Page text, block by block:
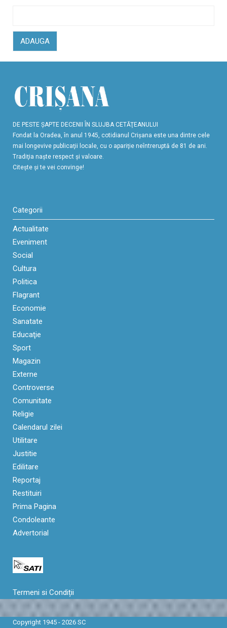
ADAUGA
DE PESTE ŞAPTE DECENII ÎN SLUJBA CETĂŢEANULUI
Fondat la Oradea, în anul 1945, cotidianul Crişana este una dintre cele
mai longevive publicaţii locale, cu o apariţie neîntreruptă de 81 de ani.
Tradiţia naşte respect şi valoare.
Citeşte şi te vei convinge!
Categorii
Actualitate
Eveniment
Social
Cultura
Politica
Flagrant
Economie
Sanatate
Educaţie
Sport
Magazin
Externe
Controverse
Comunitate
Religie
Calendarul zilei
Utilitare
Justitie
Edilitare
Reportaj
Restituiri
Prima Pagina
Condoleante
Advertorial
Termeni si Condiții
Copyright 1945 - 2026 SC